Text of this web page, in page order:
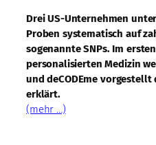
Drei US-Unternehmen
Proben systematisch auf
sogenannte SNPs. Im
personalisierten Medizin
und deCODEme vorgestellt
erklärt.
(mehr …)